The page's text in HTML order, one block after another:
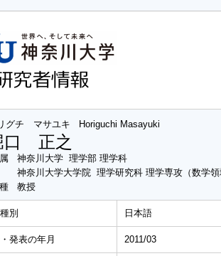
グチ マサユキ Horiguchi Masayuki
口 正之
神奈川大学 理学部 理学科
神奈川大学大学院 理学研究科 理学専攻（数学
教授
別 日本語
発表の年月 2011/03